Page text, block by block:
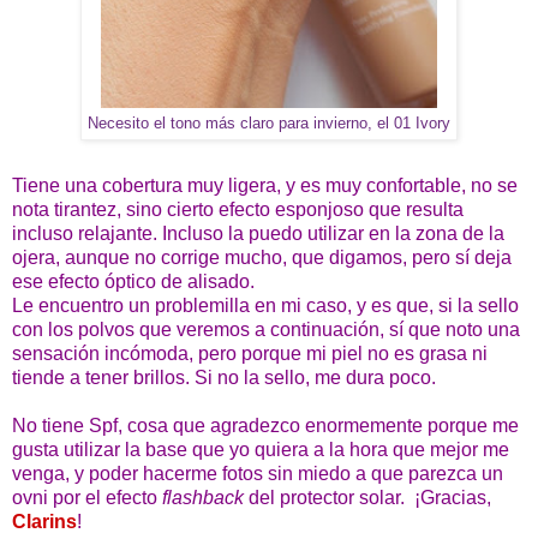
Necesito el tono más claro para invierno, el 01 Ivory
Tiene una cobertura muy ligera, y es muy confortable, no se
nota tirantez, sino cierto efecto esponjoso que resulta
incluso relajante. Incluso la puedo utilizar en la zona de la
ojera, aunque no corrige mucho, que digamos, pero sí deja
ese efecto óptico de alisado.
Le encuentro un problemilla en mi caso, y es que, si la sello
con los polvos que veremos a continuación, sí que noto una
sensación incómoda, pero porque mi piel no es grasa ni
tiende a tener brillos. Si no la sello, me dura poco.
No tiene Spf, cosa que agradezco enormemente porque me
gusta utilizar la base que yo quiera a la hora que mejor me
venga, y poder hacerme fotos sin miedo a que parezca un
ovni por el efecto flashbackdel protector solar. ¡Gracias,
Clarins!